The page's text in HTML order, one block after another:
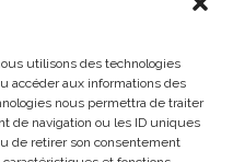
utilisons des technologies
accéder aux informations des
nous permettra de traiter
de navigation ou les ID uniques
de retirer son consentement
Jobs
Mentions Légales
Politique de cookies
Presse